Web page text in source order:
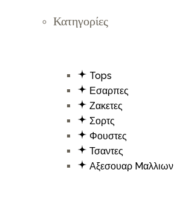
Κατηγορίες
Tops
Εσαρπες
Ζακετες
Σορτς
Φουστες
Τσαντες
Aξεσουαρ Mαλλιων